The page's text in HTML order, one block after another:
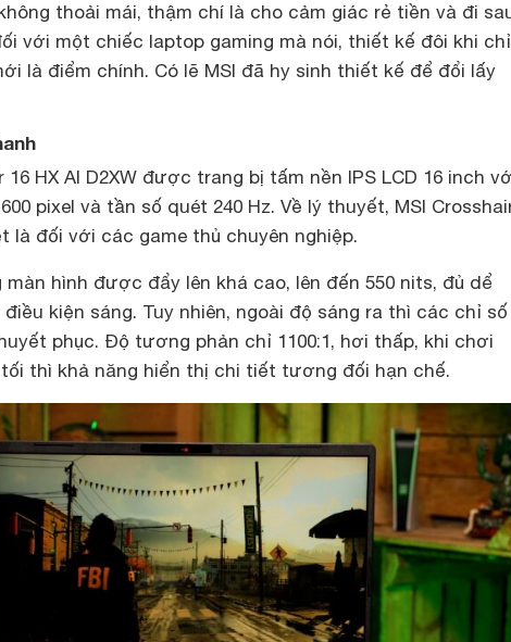
thoải mái, thậm chí là cho cảm giác rẻ tiền và đi
với một chiếc laptop gaming mà nói, thiết kế đôi khi
là điểm chính. Có lẽ MSI đã hy sinh thiết kế để đổi lấy
16 HX AI D2XW được trang bị tấm nền IPS LCD 16 inch
pixel và tần số quét 240 Hz. Về lý thuyết, MSI
là đối với các game thủ chuyên nghiệp.
màn hình được đẩy lên khá cao, lên đến 550 nits, đủ dể
kiện sáng. Tuy nhiên, ngoài độ sáng ra thì các chỉ số
phục. Độ tương phản chỉ 1100:1, hơi thấp, khi chơi
thì khả năng hiển thị chi tiết tương đối hạn chế.